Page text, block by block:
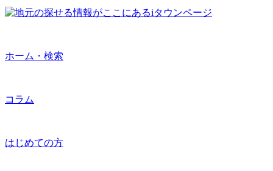
ホーム・検索
コラム
はじめての方